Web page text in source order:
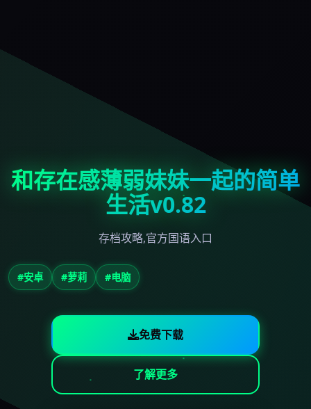
和存在感薄弱妹妹一起的简单
生活v0.82
存档攻略,官方国语入口
#安卓 #萝莉 #电脑
免费下载
了解更多